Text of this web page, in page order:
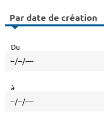
Par date de création
Du
à